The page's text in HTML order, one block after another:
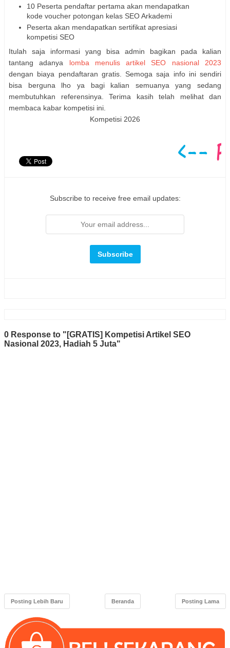
10 Peserta pendaftar pertama akan mendapatkan
kode voucher potongan kelas SEO Arkademi
Peserta akan mendapatkan sertifikat apresiasi
kompetisi SEO
Itulah saja informasi yang bisa admin bagikan pada kalian
tantang adanya lomba menulis artikel SEO nasional 2023
dengan biaya pendaftaran gratis. Semoga saja info ini sendiri
bisa berguna lho ya bagi kalian semuanya yang sedang
membutuhkan referensinya. Terima kasih telah melihat dan
membaca kabar kompetisi ini.
Kompetisi 2026
Subscribe to receive free email updates:
0 Response to "[GRATIS] Kompetisi Artikel SEO
Nasional 2023, Hadiah 5 Juta"
Posting Lebih Baru Posting Lama
Beranda